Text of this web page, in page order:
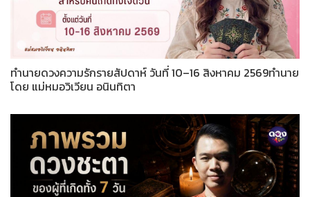
ทำนายดวงความรักรายสัปดาห์ วันที่ 10–16 สิงหาคม 2569ทำนาย
โดย แม่หมอวิเวียน อนินทิตา